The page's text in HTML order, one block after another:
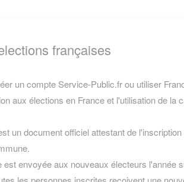
françaises
un compte Service-Public.fr ou utiliser
aux élections en France et l'utilisation de la
un document officiel attestant de
est envoyée aux nouveaux électeurs l'année